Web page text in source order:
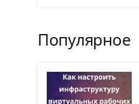
Популярное